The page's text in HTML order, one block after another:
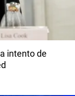
intento de